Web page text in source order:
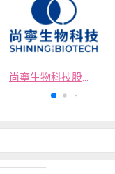
尚寧生物科技股份有限公司